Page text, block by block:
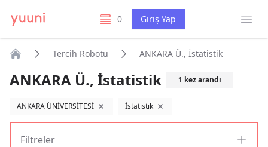
0
listelerim Giriş Yap
Tercih Robotu ANKARA Ü., İstatistik
ANKARA Ü., İstatistik 1 kez arandı
ANKARA ÜNİVERSİTESİ filtreyi kaldırİstatistik filtreyi kaldır
Filtreler